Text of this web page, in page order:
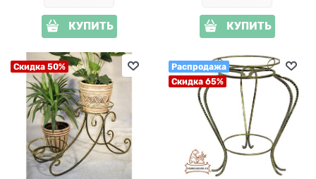
КУПИТЬ КУПИТЬ
Скидка 50%
Распродажа
Скидка 65%